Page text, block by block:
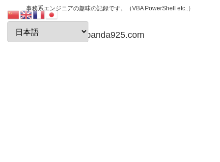
事務系エンジニアの趣味の記録です。（VBA PowerShell etc..）
papanda925.com